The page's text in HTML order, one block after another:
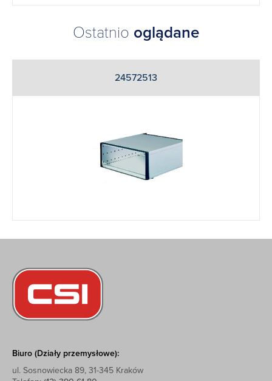
Ostatnio oglądane
24572513
Biuro (Działy przemysłowe):
ul. Sosnowiecka 89, 31-345 Kraków